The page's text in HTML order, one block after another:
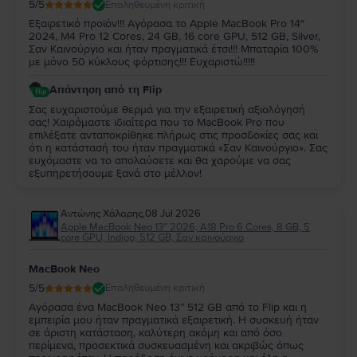
5/5 Επαληθευμένη κριτική
Εξαιρετικό προϊόν!!! Αγόρασα το Apple MacBook Pro 14″
2024, M4 Pro 12 Cores, 24 GB, 16 core GPU, 512 GB, Silver,
Σαν Καινούργιο και ήταν πραγματικά έτσι!!! Μπαταρία 100%
με μόνο 50 κύκλους φόρτισης!!! Ευχαριστώ!!!!!
Απάντηση από τη Flip
Σας ευχαριστούμε θερμά για την εξαιρετική αξιολόγησή
σας! Χαιρόμαστε ιδιαίτερα που το MacBook Pro που
επιλέξατε ανταποκρίθηκε πλήρως στις προσδοκίες σας και
ότι η κατάστασή του ήταν πραγματικά «Σαν Καινούργιο». Σας
ευχόμαστε να το απολαύσετε και θα χαρούμε να σας
εξυπηρετήσουμε ξανά στο μέλλον!
Αντώνης Χάλαρης,08 Jul 2026
Apple MacBook Neo 13″ 2026, A18 Pro 6 Cores, 8 GB, 5
core GPU, Indigo, 512 GB, Σαν καινούργιο
MacBook Neo
5/5 Επαληθευμένη κριτική
Αγόρασα ένα MacBook Neo 13” 512 GB από το Flip και η
εμπειρία μου ήταν πραγματικά εξαιρετική. Η συσκευή ήταν
σε άριστη κατάσταση, καλύτερη ακόμη και από όσο
περίμενα, προσεκτικά συσκευασμένη και ακριβώς όπως